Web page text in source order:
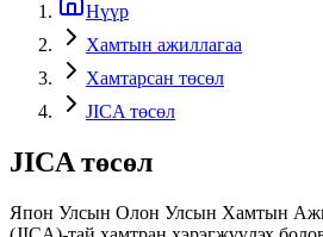
Нүүр
Хамтын ажиллагаа
Хамтарсан төсөл
JICA төсөл
JICA төсөл
Япон Улсын Олон Улсын Хамтын